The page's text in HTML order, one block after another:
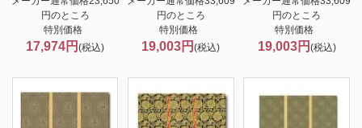
円のところ
特別価格
17,974円(税込)
円のところ
特別価格
19,003円(税込)
円のところ
特別価格
19,003円 (税込)